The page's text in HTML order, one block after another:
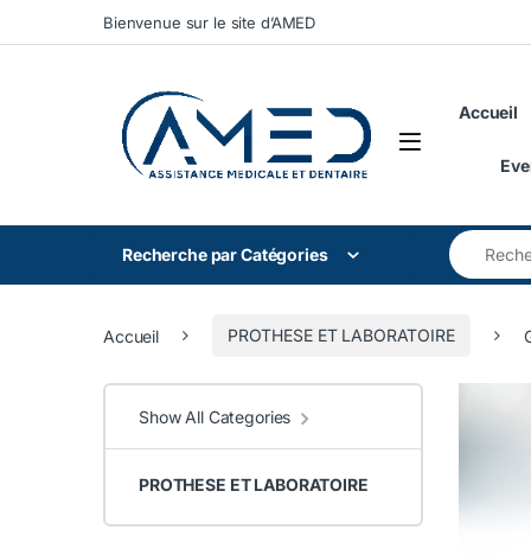
Skip to navigation
Skip to contentBienvenue sur le site d’AMED
Accueil
Recherche par Catégories
Search for:
Accueil PROTHESE ET LABORATOIRE
Show All Categories
PROTHESE ET LABORATOIRE